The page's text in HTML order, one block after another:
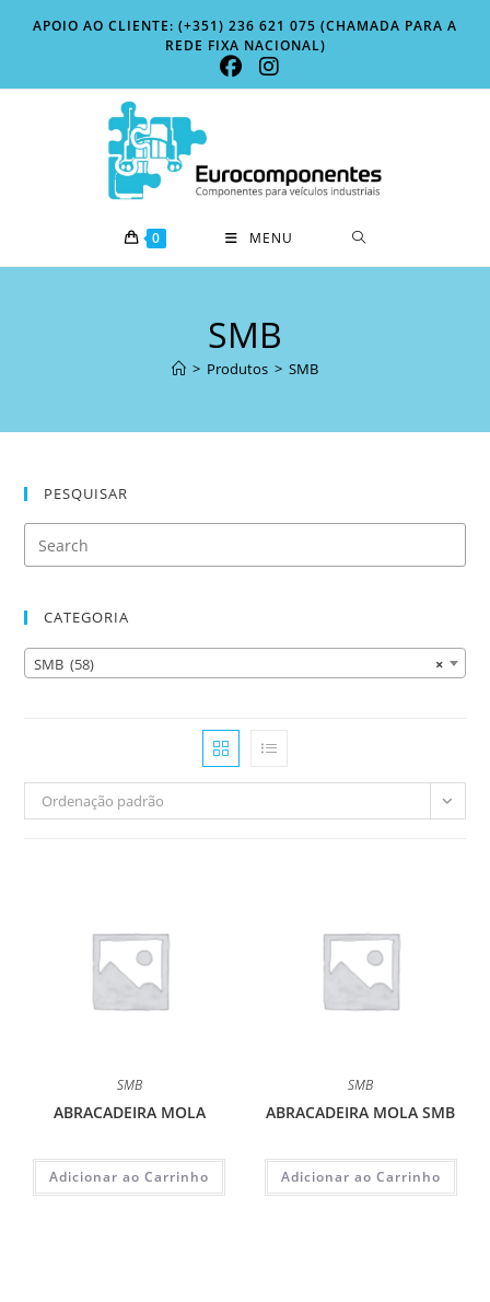
APOIO AO CLIENTE: (+351) 236 621 075 (CHAMADA PARA A
REDE FIXA NACIONAL)
0 MENU
SMB
> Produtos > SMB
PESQUISAR
CATEGORIA
×
SMB (58)
Ordenação padrão
SMB
ABRACADEIRA MOLA
Adicionar ao Carrinho
SMB
ABRACADEIRA MOLA SMB
Adicionar ao Carrinho